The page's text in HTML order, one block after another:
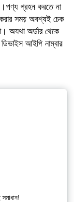
গ্রহন করতে না
করার সময় অবশ্যই চেক
অযথা অর্ডার থেকে
আইপি নাম্বার